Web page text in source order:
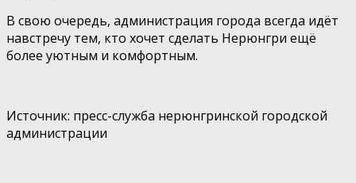
В свою очередь, администрация города всегда идёт
навстречу тем, кто хочет сделать Нерюнгри ещё
более уютным и комфортным.
Источник: пресс-служба нерюнгринской городской
администрации